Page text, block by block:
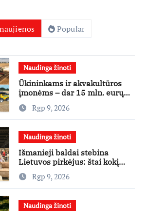
Popular
Naudinga žinoti
Ūkininkams ir akvakultūros
įmonėms – dar 15 mln. eurų
lengvatinėms paskoloms
Rgp 9, 2026
Naudinga žinoti
Išmanieji baldai stebina
Lietuvos pirkėjus: štai kokį
išgraibsto pirmiausia
Rgp 9, 2026
Naudinga žinoti